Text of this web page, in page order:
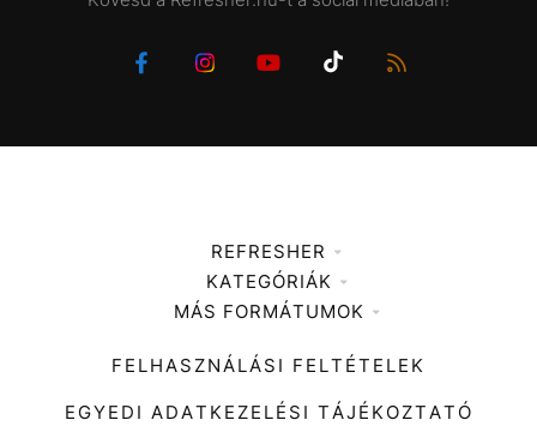
REFRESHER
Médiaajánlat
KATEGÓRIÁK
Zene
Divat
Kultúra
MÁS FORMÁTUMOK
FELHASZNÁLÁSI FELTÉTELEK
EGYEDI ADATKEZELÉSI TÁJÉKOZTATÓ